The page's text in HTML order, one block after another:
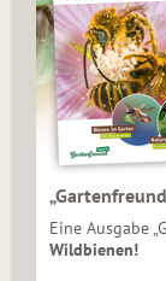
Eine Ausgabe
Wildbienen!